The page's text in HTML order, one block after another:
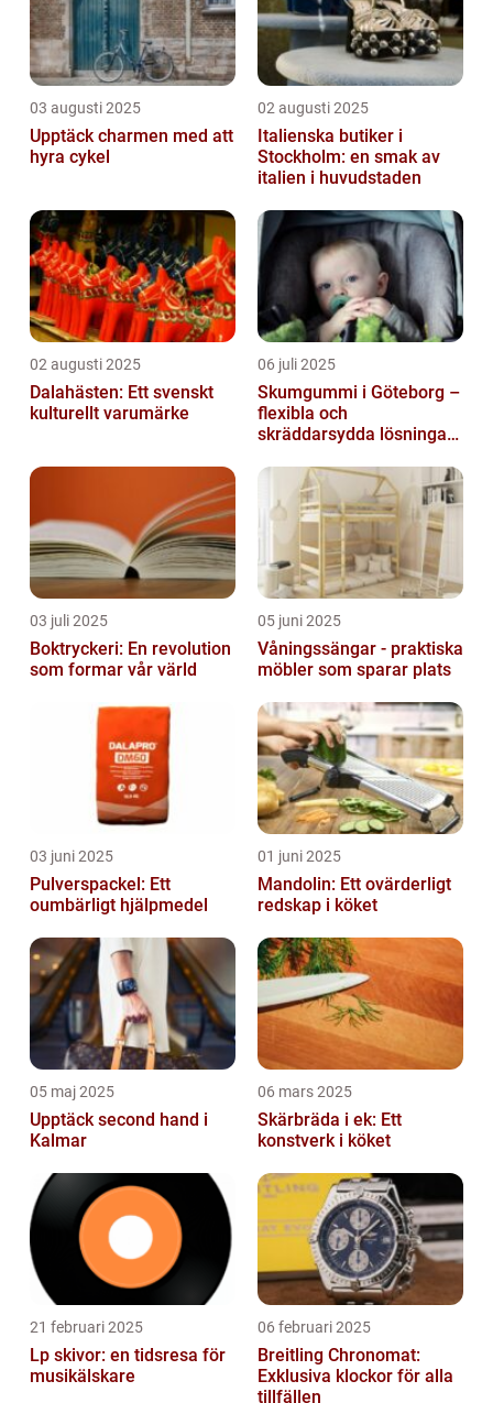
03 augusti 2025
Upptäck charmen med att
hyra cykel
02 augusti 2025
Italienska butiker i
Stockholm: en smak av
italien i huvudstaden
02 augusti 2025
Dalahästen: Ett svenskt
kulturellt varumärke
06 juli 2025
Skumgummi i Göteborg –
flexibla och
skräddarsydda lösningar
03 juli 2025
Boktryckeri: En revolution
som formar vår värld
05 juni 2025
Våningssängar - praktiska
möbler som sparar plats
03 juni 2025
Pulverspackel: Ett
oumbärligt hjälpmedel
01 juni 2025
Mandolin: Ett ovärderligt
redskap i köket
05 maj 2025
Upptäck second hand i
Kalmar
06 mars 2025
Skärbräda i ek: Ett
konstverk i köket
21 februari 2025
Lp skivor: en tidsresa för
musikälskare
06 februari 2025
Breitling Chronomat:
Exklusiva klockor för alla
tillfällen